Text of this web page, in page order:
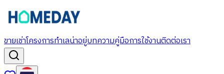
ขายเช่าโครงการทำเลน่าอยู่บทความคู่มือการใช้งานติดต่อเรา